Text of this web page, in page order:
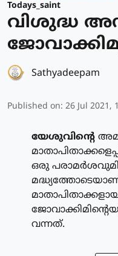
Todays_saint
വിശുദ്ധ
Sathyadeepam
Published on: 26 Jul 2021,
യേശുവിന്റെ
ഒരു
മദ്ധ്യത്തോടെയാണ്
വന്നത്.